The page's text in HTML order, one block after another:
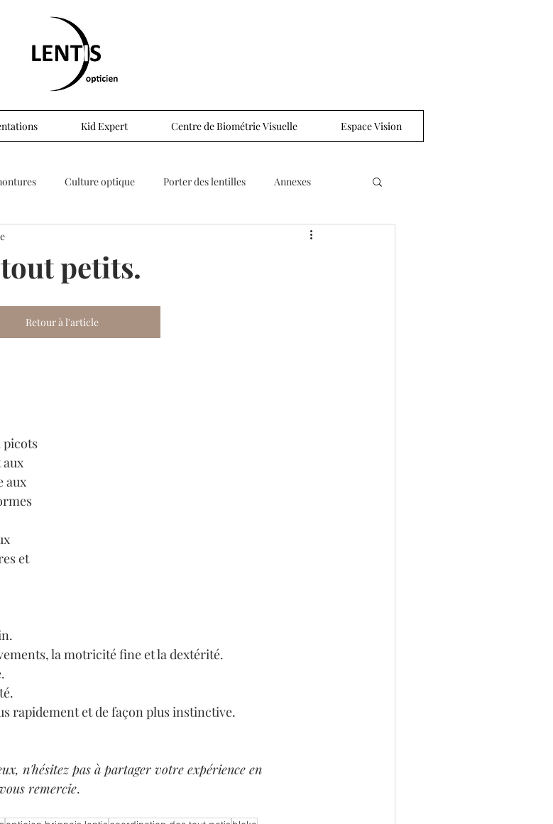
Kid Expert Centre de Biométrie Visuelle Espace Vision
Culture optique Porter des lentilles Annexes
petits.
Retour à l'article
picots
aux
et
la motricité fine et la dextérité.
rapidement et de façon plus instinctive.
n'hésitez pas à partager votre expérience en
remercie.